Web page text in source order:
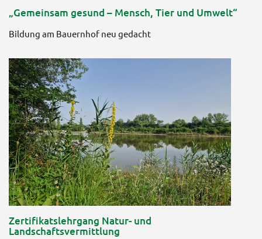
„Gemeinsam gesund – Mensch, Tier und Umwelt“
Bildung am Bauernhof neu gedacht
Zertifikatslehrgang Natur- und
Landschaftsvermittlung